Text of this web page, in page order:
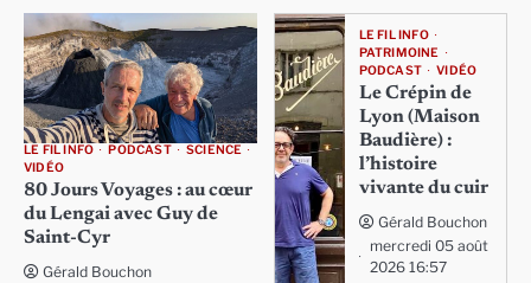
LE FIL INFO PODCAST
SCIENCE
VIDÉO
80 Jours Voyages : au cœur
du Lengai avec Guy de
Saint-Cyr
Gérald Bouchon
LE FIL INFO
PATRIMOINE
PODCAST
VIDÉO
Le Crépin de
Lyon (Maison
Baudière) :
l’histoire
vivante du cuir
Gérald Bouchon
mercredi 05 août
2026 16:57